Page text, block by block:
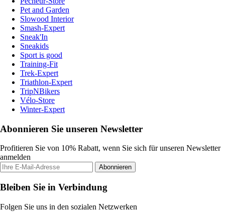
Pet and Garden
Slowood Interior
Smash-Expert
Sneak'In
Sneakids
Sport is good
Training-Fit
Trek-Expert
Triathlon-Expert
TripNBikers
Vélo-Store
Winter-Expert
Abonnieren Sie unseren Newsletter
Profitieren Sie von 10% Rabatt, wenn Sie sich für unseren Newsletter
anmelden
Abonnieren
Bleiben Sie in Verbindung
Folgen Sie uns in den sozialen Netzwerken